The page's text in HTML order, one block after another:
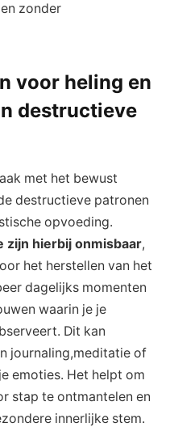
zonder
voor heling en
destructieve
met het bewust
destructieve patronen
opvoeding.
zijn hierbij onmisbaar,
het herstellen van het
dagelijks momenten
waarin je je
Dit kan
journaling,meditatie of
emoties. Het helpt om
stap te ontmantelen en
innerlijke stem.